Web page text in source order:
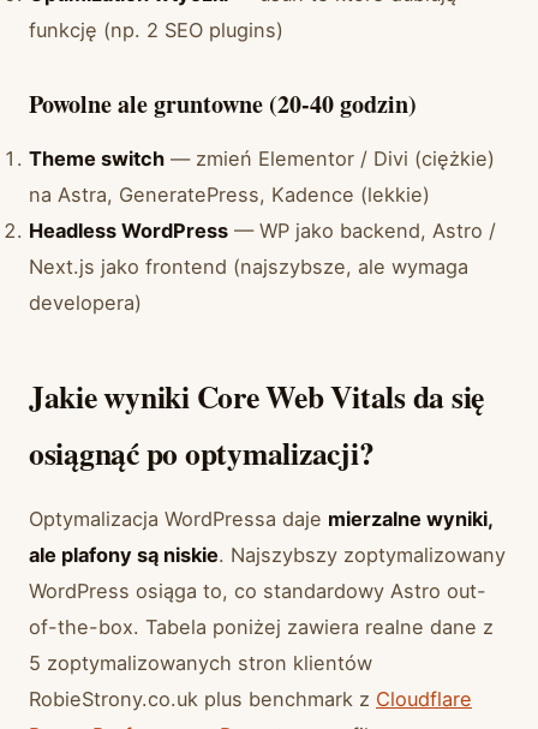
funkcję (np. 2 SEO plugins)
Powolne ale gruntowne (20-40 godzin)
Theme switch — zmień Elementor / Divi (ciężkie)
na Astra, GeneratePress, Kadence (lekkie)
Headless WordPress — WP jako backend, Astro /
Next.js jako frontend (najszybsze, ale wymaga
developera)
Jakie wyniki Core Web Vitals da się
osiągnąć po optymalizacji?
Optymalizacja WordPressa daje mierzalne wyniki,
ale plafony są niskie. Najszybszy zoptymalizowany
WordPress osiąga to, co standardowy Astro out-
of-the-box. Tabela poniżej zawiera realne dane z
5 zoptymalizowanych stron klientów
RobieStrony.co.uk plus benchmark z Cloudflare